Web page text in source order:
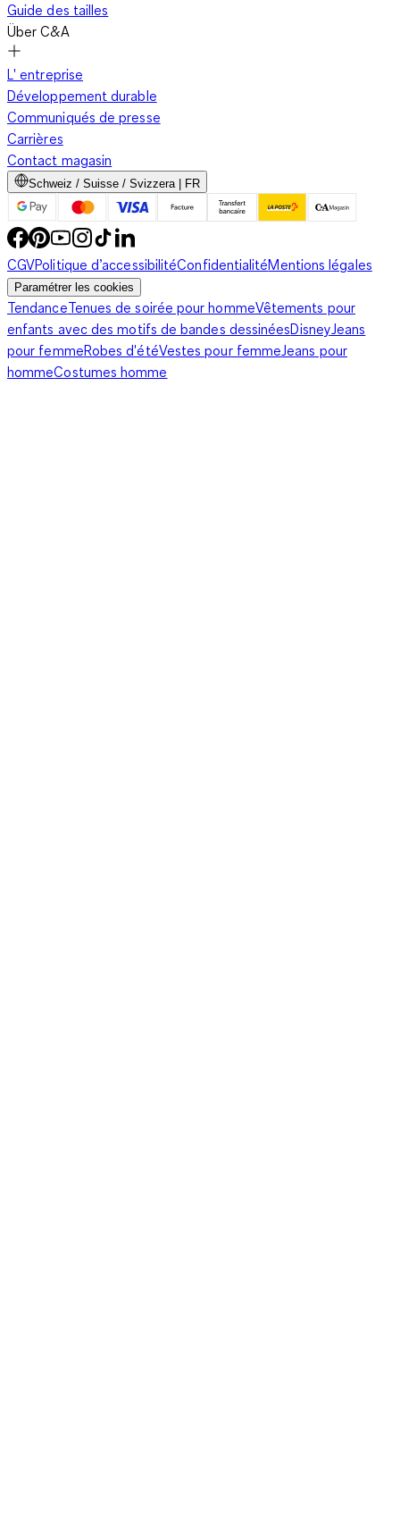
Guide des tailles
Über C&A
L' entreprise
Développement durable
Communiqués de presse
Carrières
Contact magasin
Schweiz / Suisse / Svizzera | FR
CGVPolitique d’accessibilitéConfidentialitéMentions légales
Paramétrer les cookies
TendanceTenues de soirée pour hommeVêtements pour
enfants avec des motifs de bandes dessinéesDisneyJeans
pour femmeRobes d'étéVestes pour femmeJeans pour
hommeCostumes homme